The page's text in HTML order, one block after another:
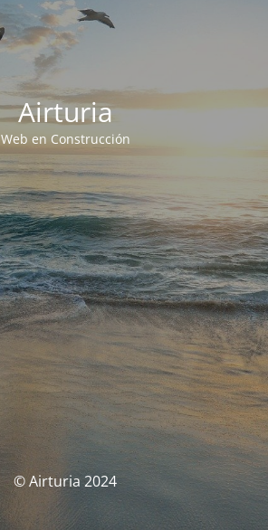
Airturia
Web en Construcción
© Airturia 2024